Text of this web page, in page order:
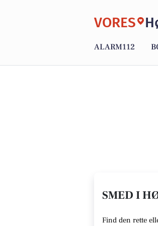
VORES
ALARM112
SMED I
Find den rette